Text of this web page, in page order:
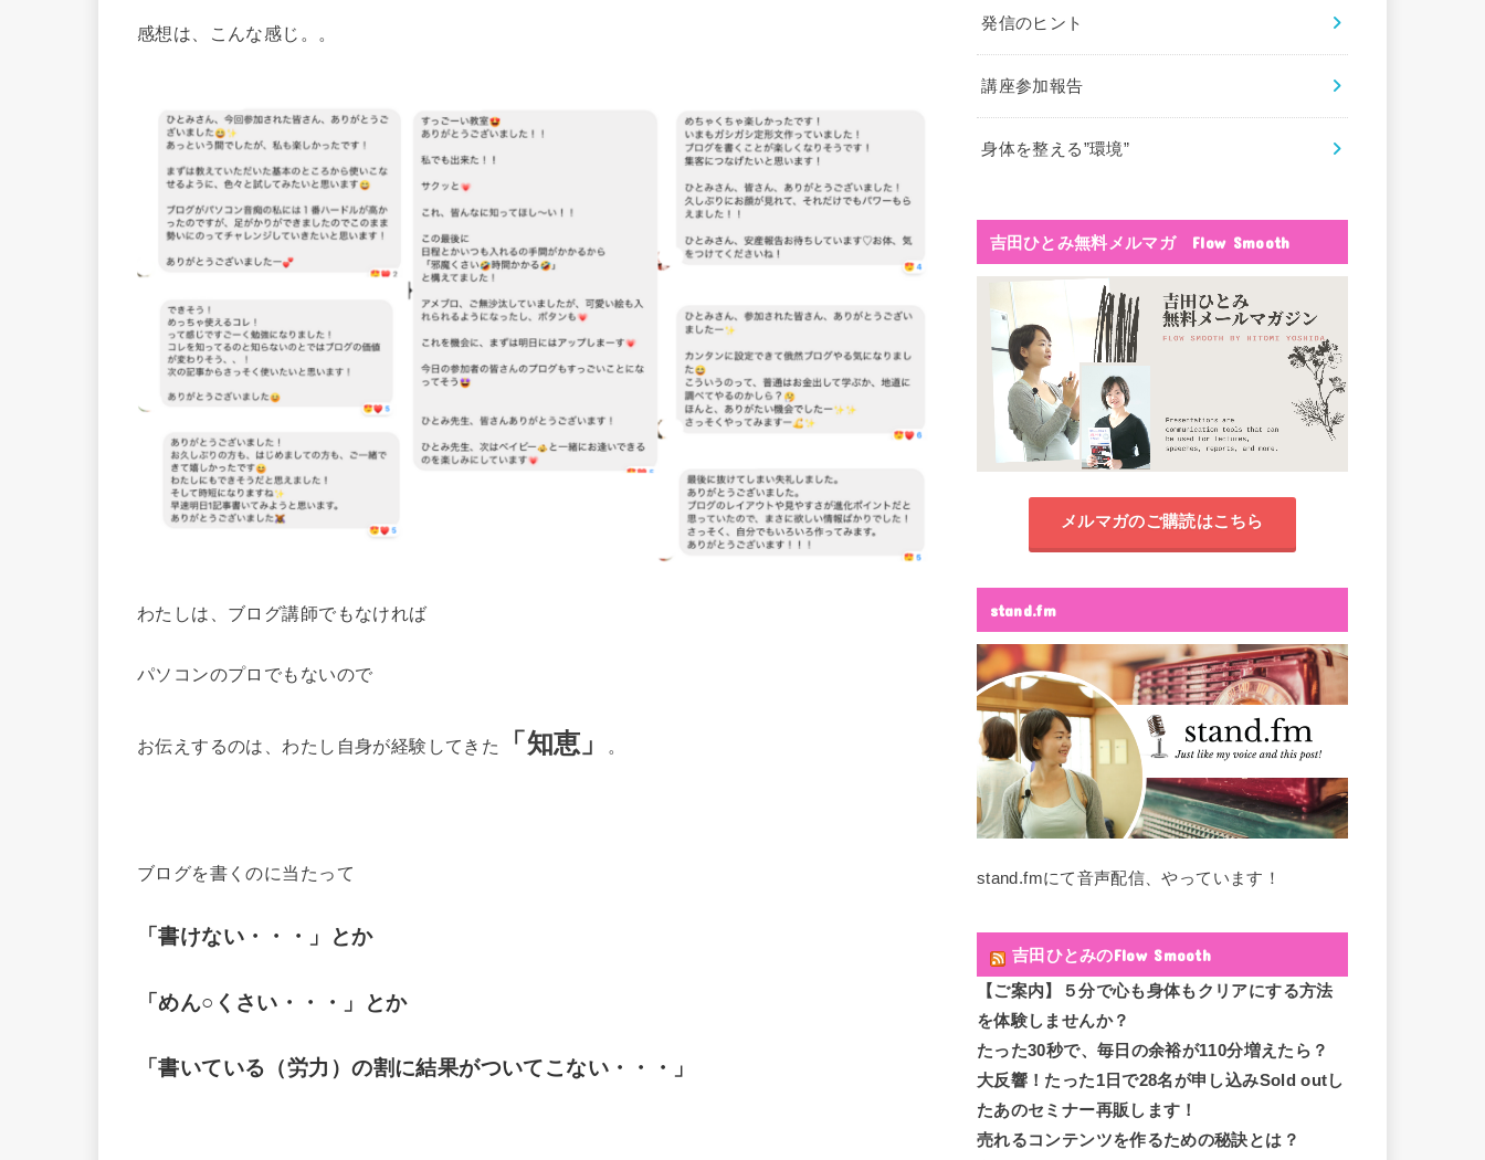
感想は、こんな感じ。。
わたしは、ブログ講師でもなければ
パソコンのプロでもないので
お伝えするのは、わたし自身が経験してきた 「知恵」 。
ブログを書くのに当たって
「書けない・・・」とか
「めん○くさい・・・」とか
「書いている（労力）の割に結果がついてこない・・・」
発信のヒント
講座参加報告
身体を整える”環境”
吉田ひとみ無料メルマガ Flow Smooth
メルマガのご購読はこちら
stand.fm
stand.fmにて音声配信、やっています！
吉田ひとみのFlow Smooth
【ご案内】５分で心も身体もクリアにする方法
を体験しませんか？
たった30秒で、毎日の余裕が110分増えたら？
大反響！たった1日で28名が申し込みSold outし
たあのセミナー再販します！
売れるコンテンツを作るための秘訣とは？